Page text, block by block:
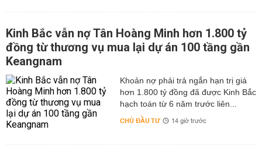
Kinh Bắc vẫn nợ Tân Hoàng Minh hơn 1.800 tỷ
đồng từ thương vụ mua lại dự án 100 tầng gần
Keangnam
hơn 1.800 tỷ đồng đã được Kinh Bắc
hạch toán từ 6 năm trước liên...
CHỦ ĐẦU TƯ 14 giờ trước